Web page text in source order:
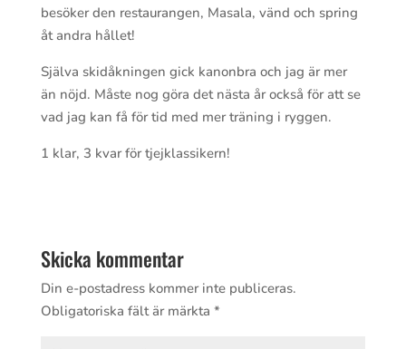
besöker den restaurangen, Masala, vänd och spring
åt andra hållet!
Själva skidåkningen gick kanonbra och jag är mer
än nöjd. Måste nog göra det nästa år också för att se
vad jag kan få för tid med mer träning i ryggen.
1 klar, 3 kvar för tjejklassikern!
Skicka kommentar
Din e-postadress kommer inte publiceras.
Obligatoriska fält är märkta *